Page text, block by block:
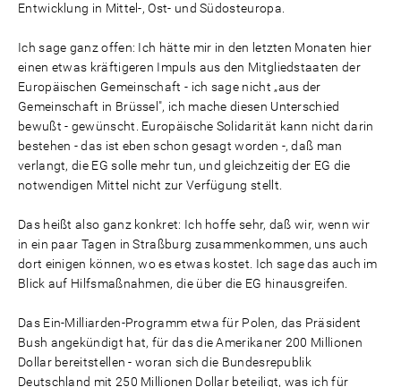
Entwicklung in Mittel-, Ost- und Südosteuropa.
Ich sage ganz offen: Ich hätte mir in den letzten Monaten hier
einen etwas kräftigeren Impuls aus den Mitgliedstaaten der
Europäischen Gemeinschaft - ich sage nicht „aus der
Gemeinschaft in Brüssel", ich mache diesen Unterschied
bewußt - gewünscht. Europäische Solidarität kann nicht darin
bestehen - das ist eben schon gesagt worden -, daß man
verlangt, die EG solle mehr tun, und gleichzeitig der EG die
notwendigen Mittel nicht zur Verfügung stellt.
Das heißt also ganz konkret: Ich hoffe sehr, daß wir, wenn wir
in ein paar Tagen in Straßburg zusammenkommen, uns auch
dort einigen können, wo es etwas kostet. Ich sage das auch im
Blick auf Hilfsmaßnahmen, die über die EG hinausgreifen.
Das Ein-Milliarden-Programm etwa für Polen, das Präsident
Bush angekündigt hat, für das die Amerikaner 200 Millionen
Dollar bereitstellen - woran sich die Bundesrepublik
Deutschland mit 250 Millionen Dollar beteiligt, was ich für